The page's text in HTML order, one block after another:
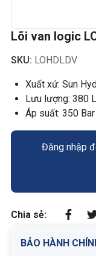
Lõi van logic
SKU: LOHDLDV
Xuất xứ: Sun
Lưu lượng: 380
Áp suất: 350 Bar
Đăng nhập
Chia sẻ:
BẢO HÀNH